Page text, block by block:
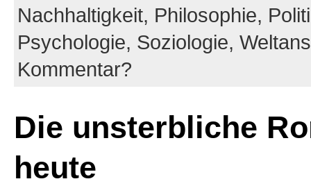
Nachhaltigkeit, Philosophie,
Psychologie, Soziologie,
Kommentar?
Die unsterbliche
heute